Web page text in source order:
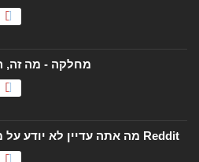
מחלקה - מה זה,
מה אתה עדיין לא יודע על מקור המקרה Reddit